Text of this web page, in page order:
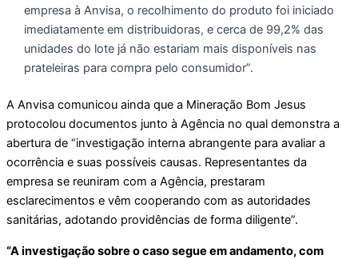
empresa à Anvisa, o recolhimento do produto foi iniciado
imediatamente em distribuidoras, e cerca de 99,2% das
unidades do lote já não estariam mais disponíveis nas
prateleiras para compra pelo consumidor”.
A Anvisa comunicou ainda que a Mineração Bom Jesus
protocolou documentos junto à Agência no qual demonstra a
abertura de “investigação interna abrangente para avaliar a
ocorrência e suas possíveis causas. Representantes da
empresa se reuniram com a Agência, prestaram
esclarecimentos e vêm cooperando com as autoridades
sanitárias, adotando providências de forma diligente”.
“A investigação sobre o caso segue em andamento, com